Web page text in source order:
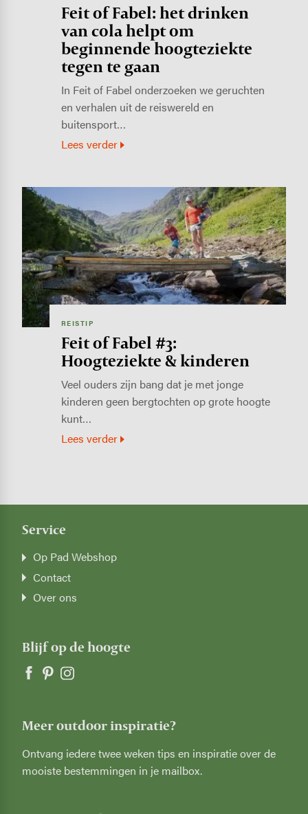
Feit of Fabel: het drinken
van cola helpt om
beginnende hoogteziekte
tegen te gaan
In Feit of Fabel onderzoeken we geruchten
en verhalen uit de reiswereld en
buitensport…
Lees verder
Image
REISTIP
Feit of Fabel #3:
Hoogteziekte & kinderen
Veel ouders zijn bang dat je met jonge
kinderen geen bergtochten op grote hoogte
kunt…
Lees verder
Service
Op Pad Webshop
Contact
Over ons
Blijf op de hoogte
Meer outdoor inspiratie?
Ontvang iedere twee weken tips en inspiratie over de
mooiste bestemmingen in je mailbox.